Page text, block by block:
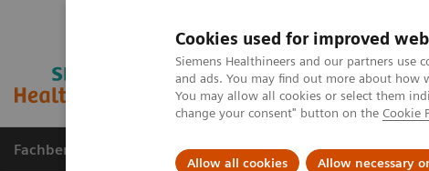
Cookies used for improved
Siemens Healthineers and our partners use
and ads. You may find out more about how
You may allow all cookies or select them
change your consent" button on the Cookie
Allow all cookies Allow necessary
Fachbereiche Healthcare Management